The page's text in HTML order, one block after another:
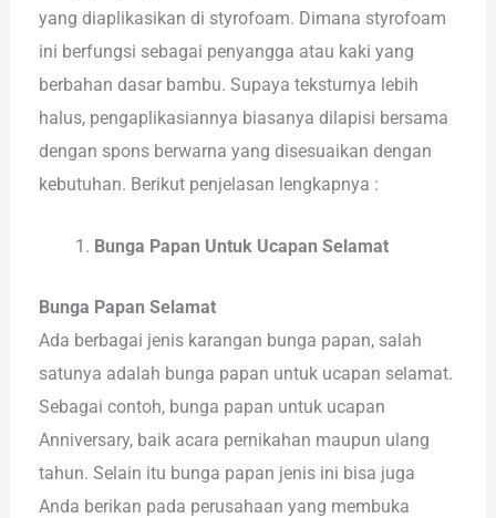
yang diaplikasikan di styrofoam. Dimana styrofoam
ini berfungsi sebagai penyangga atau kaki yang
berbahan dasar bambu. Supaya teksturnya lebih
halus, pengaplikasiannya biasanya dilapisi bersama
dengan spons berwarna yang disesuaikan dengan
kebutuhan. Berikut penjelasan lengkapnya :
Bunga Papan Untuk Ucapan Selamat
Bunga Papan Selamat
Ada berbagai jenis karangan bunga papan, salah
satunya adalah bunga papan untuk ucapan selamat.
Sebagai contoh, bunga papan untuk ucapan
Anniversary, baik acara pernikahan maupun ulang
tahun. Selain itu bunga papan jenis ini bisa juga
Anda berikan pada perusahaan yang membuka